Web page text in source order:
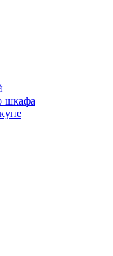
шкафа